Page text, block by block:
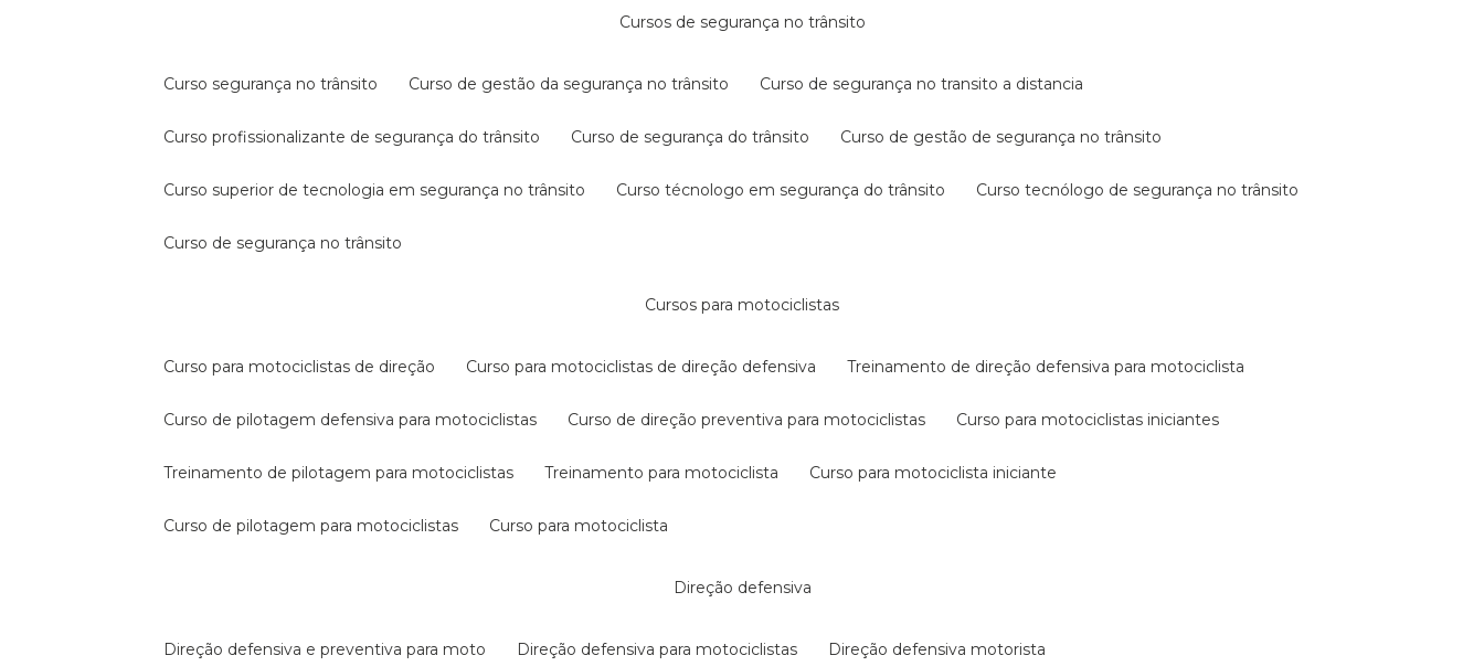
cursos de segurança no trânsito
curso segurança no trânsito curso de gestão da segurança no trânsito curso de segurança no transito a distancia
curso profissionalizante de segurança do trânsito curso de segurança do trânsito curso de gestão de segurança no trânsito
curso superior de tecnologia em segurança no trânsito curso técnologo em segurança do trânsito curso tecnólogo de segurança no trânsito
curso de segurança no trânsito
cursos para motociclistas
curso para motociclistas de direção curso para motociclistas de direção defensiva treinamento de direção defensiva para motociclista
curso de pilotagem defensiva para motociclistas curso de direção preventiva para motociclistas curso para motociclistas iniciantes
treinamento de pilotagem para motociclistas treinamento para motociclista curso para motociclista iniciante
curso de pilotagem para motociclistas curso para motociclista
direção defensiva
direção defensiva e preventiva para moto direção defensiva para motociclistas direção defensiva motorista